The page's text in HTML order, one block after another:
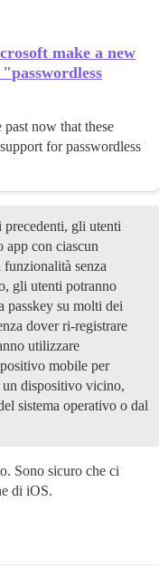
make a new
now that these
for passwordless
precedenti, gli utenti
app con ciascun
senza
gli utenti potranno
passkey su molti dei
dover ri-registrare
utilizzare
mobile per
un dispositivo vicino,
sistema operativo o dal
Sono sicuro che ci
di iOS.